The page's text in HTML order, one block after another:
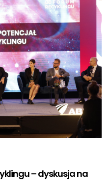
– dyskusja na